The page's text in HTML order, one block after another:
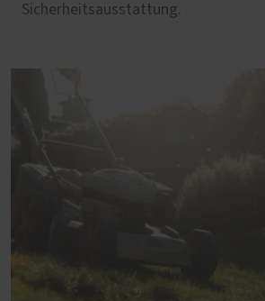
Sicherheitsausstattung.